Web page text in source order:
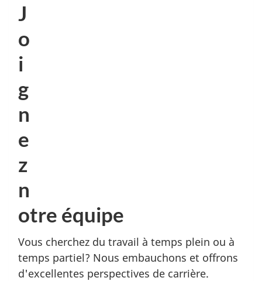
J
o
i
g
n
e
z
n
otre équipe
Vous cherchez du travail à temps plein ou à
temps partiel? Nous embauchons et offrons
d'excellentes perspectives de carrière.